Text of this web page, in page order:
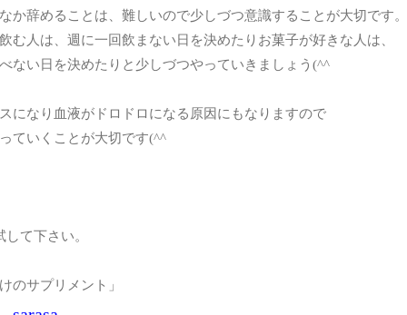
か辞めることは、難しいので少しづつ意識することが大切です。
む人は、週に一回飲まない日を決めたりお菓子が好きな人は、
ない日を決めたりと少しづつやっていきましょう(^^ゞ
になり血液がドロドロになる原因にもなりますので
ていくことが大切です(^^ゞ
て下さい。
のサプリメント」